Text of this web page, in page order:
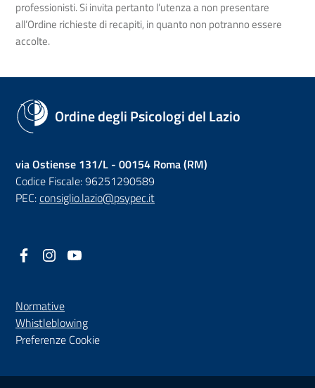
professionisti. Si invita pertanto l’utenza a non presentare
all’Ordine richieste di recapiti, in quanto non potranno essere
accolte.
Ordine degli Psicologi del Lazio
via Ostiense 131/L - 00154 Roma (RM)
Codice Fiscale: 96251290589
PEC:consiglio.lazio@psypec.it
Facebook
(nuova scheda - new tab)
Instagram
(nuova scheda - new tab)
Normative
Whistleblowing(nuova scheda - new tab)
Preferenze Cookie